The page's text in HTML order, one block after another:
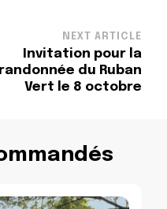
NEXT ARTICLE
Invitation pour la
randonnée du Ruban
Vert le 8 octobre